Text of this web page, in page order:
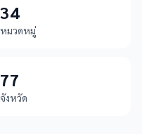
34
หมวดหมู่
77
จังหวัด